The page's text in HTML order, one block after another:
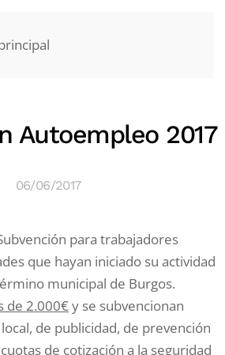
Autoempleo 2017
06/06/2017
para trabajadores
que hayan iniciado su actividad
municipal de Burgos.
de 2.000€ y se subvencionan
de publicidad, de prevención
de cotización a la seguridad